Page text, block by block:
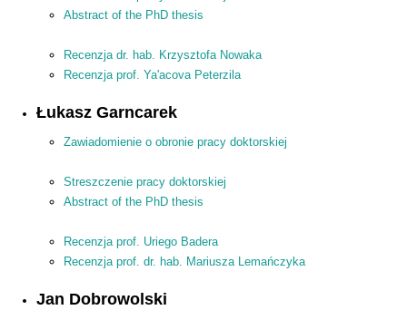
Abstract of the PhD thesis
Recenzja dr. hab. Krzysztofa Nowaka
Recenzja prof. Ya'acova Peterzila
Łukasz Garncarek
Zawiadomienie o obronie pracy doktorskiej
Streszczenie pracy doktorskiej
Abstract of the PhD thesis
Recenzja prof. Uriego Badera
Recenzja prof. dr. hab. Mariusza Lemańczyka
Jan Dobrowolski